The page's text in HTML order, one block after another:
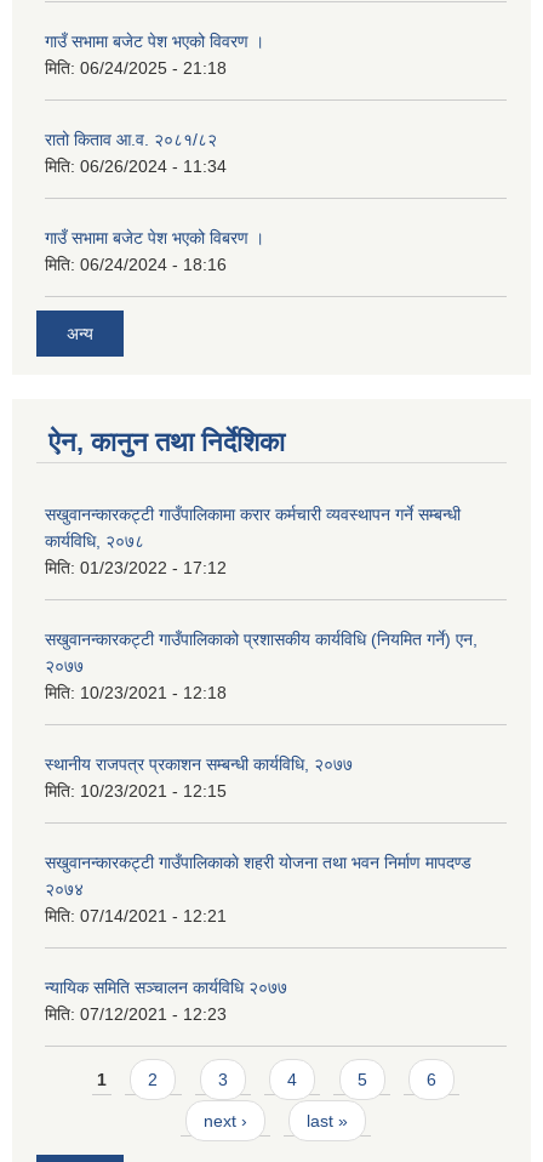
गाउँ सभामा बजेट पेश भएको विवरण ।
मिति: 06/24/2025 - 21:18
रातो किताव आ.व. २०८१/८२
मिति: 06/26/2024 - 11:34
गाउँ सभामा बजेट पेश भएको विबरण ।
मिति: 06/24/2024 - 18:16
अन्य
ऐन, कानुन तथा निर्देशिका
सखुवानन्कारकट्टी गाउँपालिकामा करार कर्मचारी व्यवस्थापन गर्ने सम्बन्धी
कार्यविधि, २०७८
मिति: 01/23/2022 - 17:12
सखुवानन्कारकट्टी गाउँपालिकाको प्रशासकीय कार्यविधि (नियमित गर्ने) एन,
२०७७
मिति: 10/23/2021 - 12:18
स्थानीय राजपत्र प्रकाशन सम्बन्धी कार्यविधि, २०७७
मिति: 10/23/2021 - 12:15
सखुवानन्कारकट्टी गाउँपालिकाकाे शहरी योजना तथा भवन निर्माण मापदण्ड
२०७४
मिति: 07/14/2021 - 12:21
न्यायिक समिति सञ्चालन कार्यविधि २०७७
मिति: 07/12/2021 - 12:23
Pages
1 2 3 4 5 6
next › last »